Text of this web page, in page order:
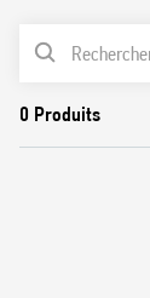
flyback
Conforme
Montage
LISTE DES